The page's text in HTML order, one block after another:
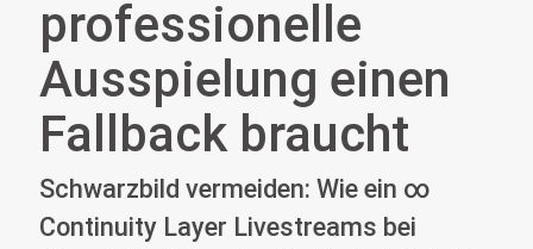
professionelle
Ausspielung einen
Fallback braucht
Schwarzbild vermeiden: Wie ein ∞
Continuity Layer Livestreams bei